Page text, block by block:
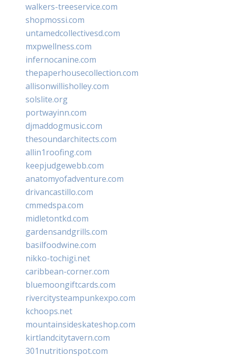
walkers-treeservice.com
shopmossi.com
untamedcollectivesd.com
mxpwellness.com
infernocanine.com
thepaperhousecollection.com
allisonwillisholley.com
solslite.org
portwayinn.com
djmaddogmusic.com
thesoundarchitects.com
allin1roofing.com
keepjudgewebb.com
anatomyofadventure.com
drivancastillo.com
cmmedspa.com
midletontkd.com
gardensandgrills.com
basilfoodwine.com
nikko-tochigi.net
caribbean-corner.com
bluemoongiftcards.com
rivercitysteampunkexpo.com
kchoops.net
mountainsideskateshop.com
kirtlandcitytavern.com
301nutritionspot.com